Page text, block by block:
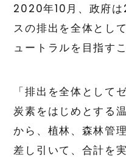
2020年10月、政府
スの排出を全体とし
ュートラルを目指す
「排出を全体として
炭素をはじめとする
から、植林、森林管
差し引いて、合計を